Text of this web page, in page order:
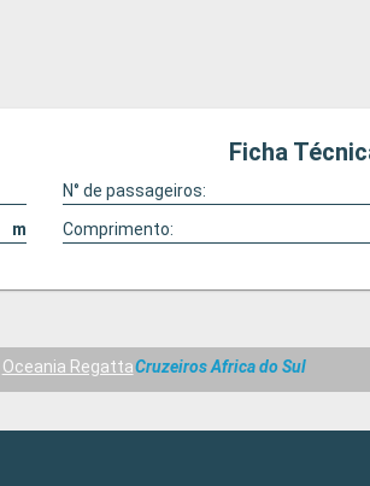
Ficha
N° de passageiros:
m Comprimento:
Oceania RegattaCruzeiros Africa do Sul